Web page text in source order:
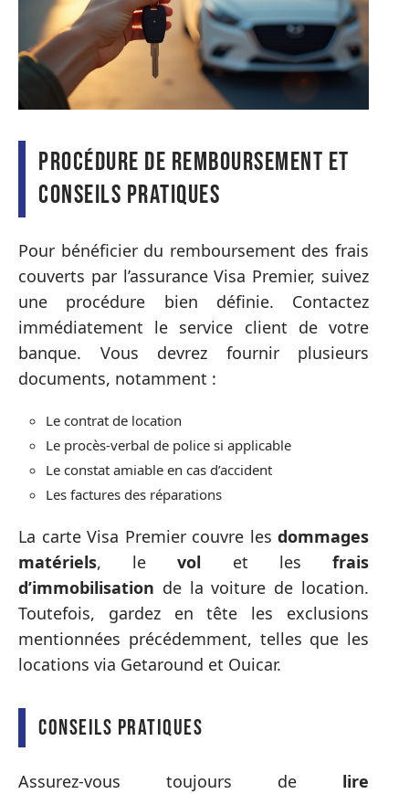
Procédure de remboursement et
conseils pratiques
Pour bénéficier du remboursement des frais
couverts par l’assurance Visa Premier, suivez
une procédure bien définie. Contactez
immédiatement le service client de votre
banque. Vous devrez fournir plusieurs
documents, notamment :
Le contrat de location
Le procès-verbal de police si applicable
Le constat amiable en cas d’accident
Les factures des réparations
La carte Visa Premier couvre les dommages
matériels, levol et lesfrais
d’immobilisation de la voiture de location.
Toutefois, gardez en tête les exclusions
mentionnées précédemment, telles que les
locations via Getaround et Ouicar.
Conseils pratiques
Assurez-vous toujours de lire